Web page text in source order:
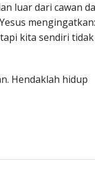
luar dari cawan
mengingatkan:
kita sendiri tidak
Hendaklah hidup